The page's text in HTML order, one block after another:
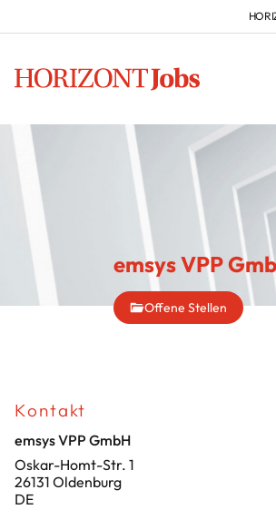
emsys VPP
Offene Stellen
Kontakt
emsys VPP GmbH
Oskar-Homt-Str. 1
26131 Oldenburg
DE